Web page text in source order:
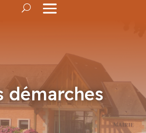
démarches